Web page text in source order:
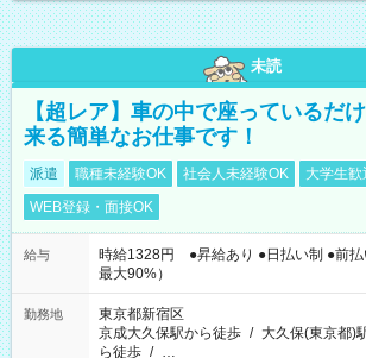
未読
【超レア】車の中で座っているだ
来る簡単なお仕事です！
派遣 職種未経験OK 社会人未経験OK 大学生歓
WEB登録・面接OK
給与
時給1328円 ●昇給あり ●日払い制 ●前払
最大90%）
勤務地
東京都新宿区
京成大久保駅から徒歩 / 大久保(東京都)
ら徒歩 / …